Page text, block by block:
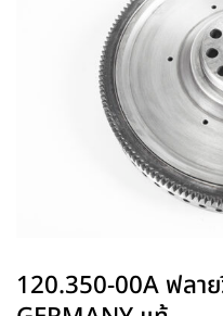
120.350-00A ฟลา